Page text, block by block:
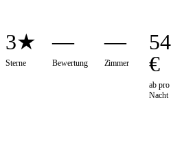
3★
Sterne
—
Bewertung
—
Zimmer
54
€
ab pro
Nacht